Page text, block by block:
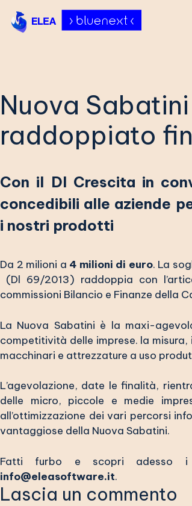
contenuto
Nuova
raddoppiato
Con il Dl Crescita in
concedibili alle aziende
i nostri prodotti
Da 2 milioni a 4 milioni di euro. La
(Dl 69/2013) raddoppia con
commissioni Bilancio e Finanze della
La Nuova Sabatini è la maxi-
competitività delle imprese. la
macchinari e attrezzature a uso
L’agevolazione, date le finalità,
delle micro, piccole e medie
all’ottimizzazione dei vari percorsi
vantaggiose della Nuova Sabatini.
Fatti furbo e scopri adesso i
info@eleasoftware.it.
Lascia un commento